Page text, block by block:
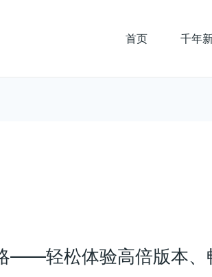
首页 千年
——轻松体验高倍版本、